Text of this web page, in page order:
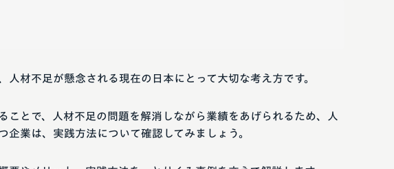
人材不足が懸念される現在の日本にとって大切な考え方です。
ことで、人材不足の問題を解消しながら業績をあげられるため、人
企業は、実践方法について確認してみましょう。